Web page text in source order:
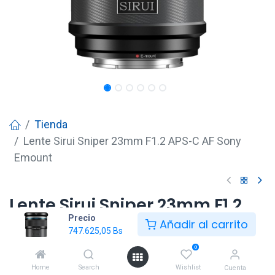
Precio
747.625,05 Bs Añadir al carrito
Home Search
0
Wishlist Cuenta
Tienda
Lente Sirui Sniper 23mm F1.2 APS-C AF Sony
Emount
Lente Sirui Sniper 23mm F1.2
APS-C AF Sony Emount
747.625,05Bs